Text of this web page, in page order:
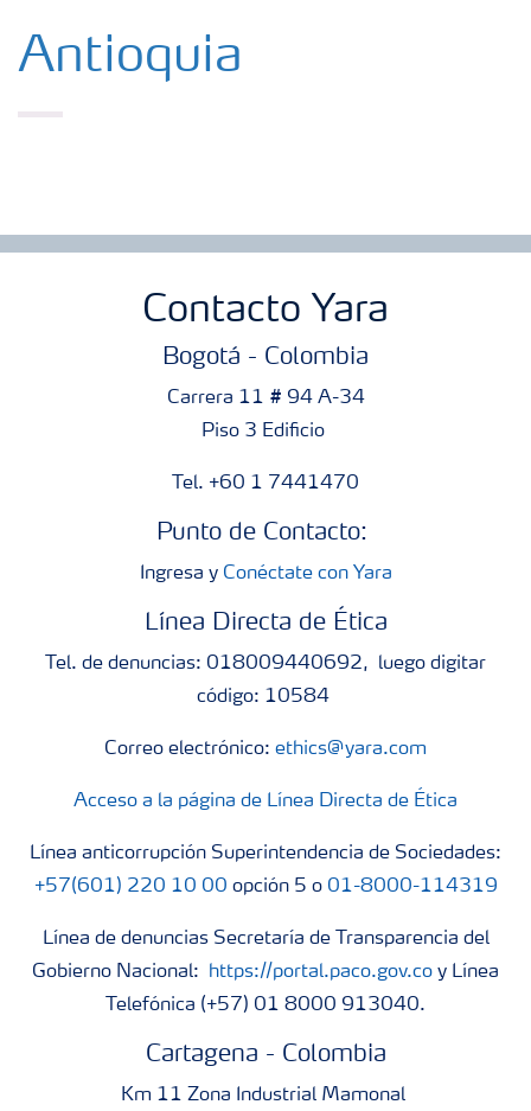
Fertilizantes con baja Huella de Carbono
Antioquia
Contacto Yara
Bogotá - Colombia
Carrera 11 # 94 A-34
Piso 3 Edificio
Tel. +60 1 7441470
Punto de Contacto:
Ingresa y Conéctate con Yara
Línea Directa de Ética
Tel. de denuncias: 018009440692, luego digitar
código: 10584
Correo electrónico: ethics@yara.com
Acceso a la página de Línea Directa de Ética
Línea anticorrupción Superintendencia de Sociedades:
+57(601) 220 10 00 opción 5 o 01-8000-114319
Línea de denuncias Secretaría de Transparencia del
Gobierno Nacional:
https://portal.paco.gov.co y Línea
Telefónica (+57) 01 8000 913040.
Cartagena - Colombia
Km 11 Zona Industrial Mamonal